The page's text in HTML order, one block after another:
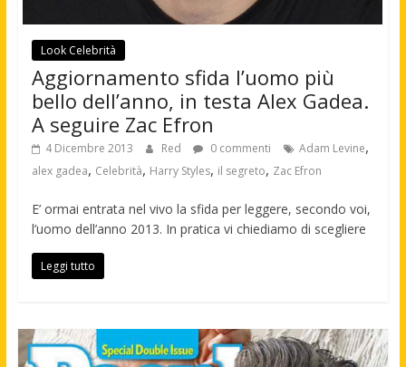
Look Celebrità
Aggiornamento sfida l’uomo più
bello dell’anno, in testa Alex Gadea.
A seguire Zac Efron
4 Dicembre 2013 Red 0 commenti Adam Levine,
alex gadea, Celebrità, Harry Styles, il segreto, Zac Efron
E’ ormai entrata nel vivo la sfida per leggere, secondo voi,
l’uomo dell’anno 2013. In pratica vi chiediamo di scegliere
Leggi tutto